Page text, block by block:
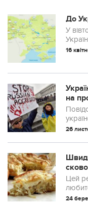
До
У
16
на
26
Цей
також
24